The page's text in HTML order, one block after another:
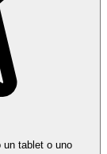
un tablet o uno